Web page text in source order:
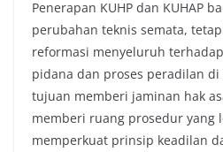
Penerapan KUHP dan KUHAP
perubahan teknis semata,
reformasi menyeluruh
pidana dan proses peradilan
tujuan memberi jaminan hak
memberi ruang prosedur yang
memperkuat prinsip keadilan